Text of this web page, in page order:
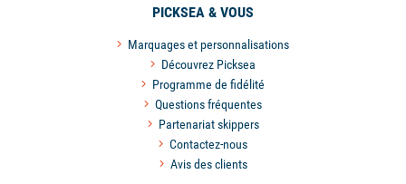
PICKSEA & VOUS
Marquages et personnalisations
Découvrez Picksea
Programme de fidélité
Questions fréquentes
Partenariat skippers
Contactez-nous
Avis des clients